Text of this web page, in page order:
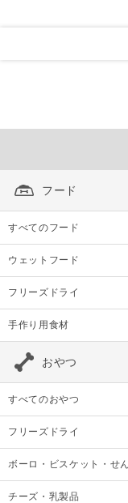
フード
すべてのフード
ウェットフード
フリーズドライ
手作り用食材
おやつ
すべてのおやつ
フリーズドライ
ボーロ・ビスケット・せ
チーズ・乳製品